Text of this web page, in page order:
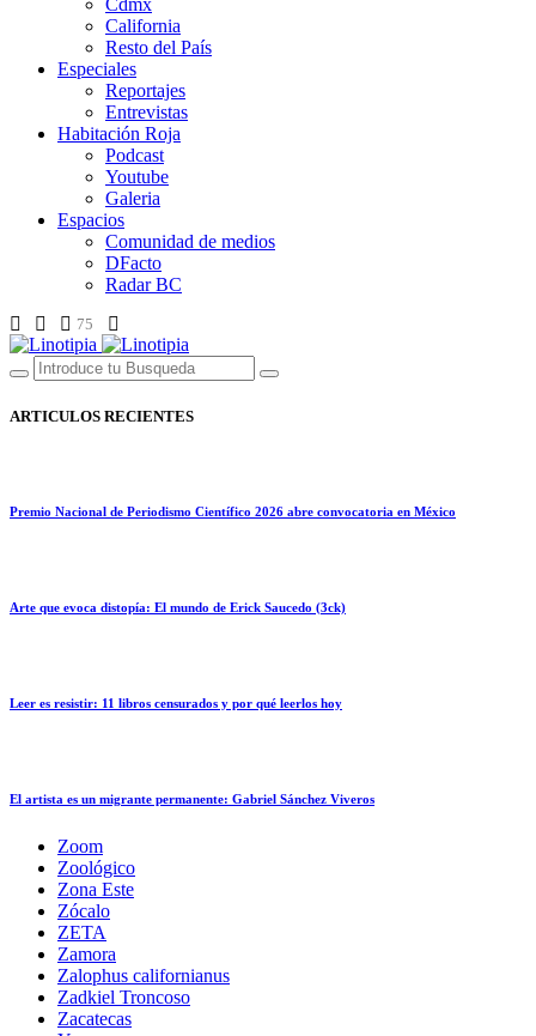
Cdmx
California
Resto del País
Especiales
Reportajes
Entrevistas
Habitación Roja
Podcast
Youtube
Galeria
Espacios
Comunidad de medios
DFacto
Radar BC
75
ARTICULOS RECIENTES
Premio Nacional de Periodismo Científico 2026 abre convocatoria en México
Arte que evoca distopía: El mundo de Erick Saucedo (3ck)
Leer es resistir: 11 libros censurados y por qué leerlos hoy
El artista es un migrante permanente: Gabriel Sánchez Viveros
Zoom
Zoológico
Zona Este
Zócalo
ZETA
Zamora
Zalophus californianus
Zadkiel Troncoso
Zacatecas